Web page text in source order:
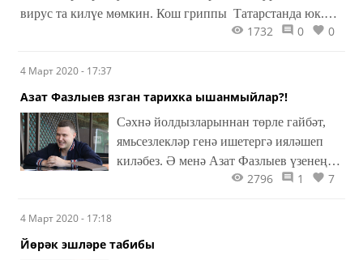
вирус та килүе мөмкин. Кош гриппы Татарстанда юк.
Әмма якын чит илләрдә теркәлгән очраклар бар. Шуңа
1732 0 0
4 Март 2020 - 17:37
Азат Фазлыев язган тарихка ышанмыйлар?!
Сәхнә йолдызларыннан төрле гайбәт,
ямьсезлекләр генә ишетергә ияләшеп
киләбез. Ә менә Азат Фазлыев үзенең
инстаграмында матур бер тарих
2796 1 7
4 Март 2020 - 17:18
Йөрәк эшләре табибы